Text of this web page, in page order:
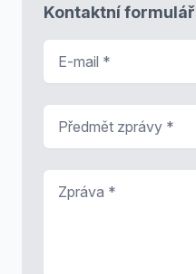
Kontaktní formulář